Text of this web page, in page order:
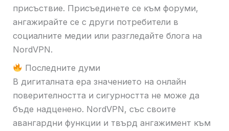
присъствие. Присъединете се към форуми,
ангажирайте се с други потребители в
социалните медии или разгледайте блога на
NordVPN.
Последните думи
В дигиталната ера значението на онлайн
поверителността и сигурността не може да
бъде надценено. NordVPN, със своите
авангардни функции и твърд ангажимент към